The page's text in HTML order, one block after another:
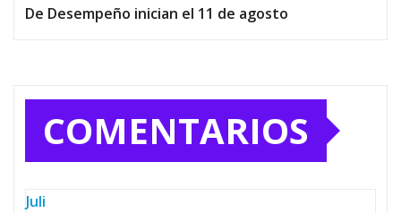
De Desempeño inician el 11 de agosto
COMENTARIOS
Juli